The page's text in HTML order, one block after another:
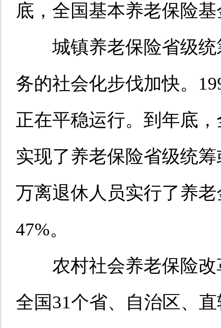
底，全国基本养老保险
城镇养老保险省级统
务的社会化步伐加快。
正在平稳运行。到年底
实现了养老保险省级统
万离退休人员实行了养
47%。
农村社会养老保险改
全国31个省、自治区、